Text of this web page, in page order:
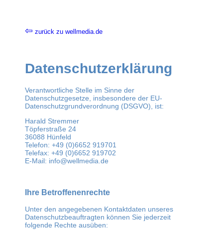
⇦ zurück zu wellmedia.de
Datenschutzerklärung
Verantwortliche Stelle im Sinne der
Datenschutzgesetze, insbesondere der EU-
Datenschutzgrundverordnung (DSGVO), ist:
Harald Stremmer
Töpferstraße 24
36088 Hünfeld
Telefon: +49 (0)6652 919701
Telefax: +49 (0)6652 919702
E-Mail: info@wellmedia.de
Ihre Betroffenenrechte
Unter den angegebenen Kontaktdaten unseres
Datenschutzbeauftragten können Sie jederzeit
folgende Rechte ausüben: